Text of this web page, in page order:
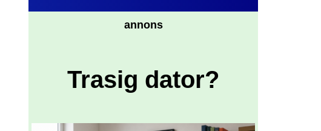
annons
Trasig dator?